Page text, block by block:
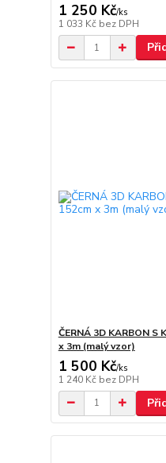
1 250 Kč/ks
1 033 Kč bez DPH
ČERNÁ 3D KARBON S
x 3m (malý vzor)
1 500 Kč/ks
1 240 Kč bez DPH